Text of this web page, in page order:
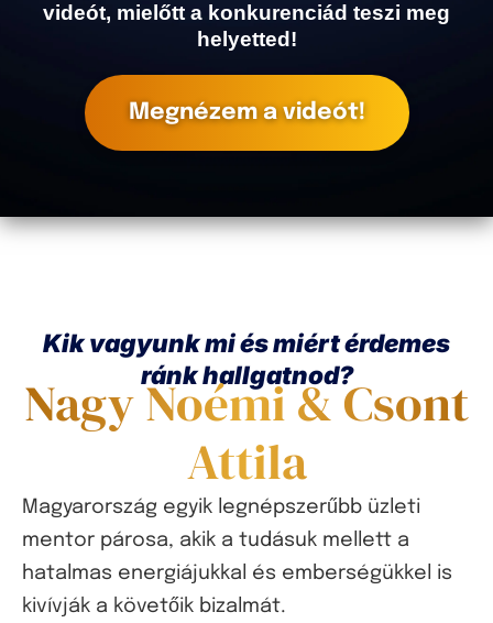
videót, mielőtt a konkurenciád teszi meg
helyetted!
Megnézem a videót!
Kik vagyunk mi és miért érdemes
ránk hallgatnod?
Nagy Noémi & Csont
Attila
Magyarország egyik legnépszerűbb üzleti
mentor párosa, akik a tudásuk mellett a
hatalmas energiájukkal és emberségükkel is
kivívják a követőik bizalmát.